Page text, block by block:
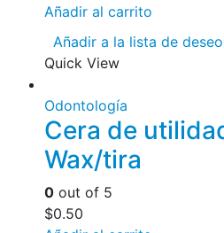
Añadir al carrito
Añadir a la lista de
Quick View
Odontología
Cera de
Wax/tira
0 out of 5
$0.50